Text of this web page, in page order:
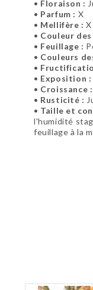
• Floraison :
• Parfum : X
• Mellifère : X
• Couleur
• Feuillage :
• Couleurs
•
• Exposition :
• Croissance :
• Rusticité :
• Taille et
l'humidité
feuillage à la